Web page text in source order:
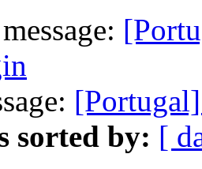
sorted by: [